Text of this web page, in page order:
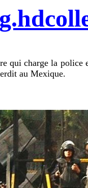
qui charge la police
au Mexique.